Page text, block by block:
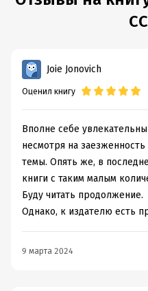
Joie Jonovich
Оценил книгу
Вполне себе
несмотря на
темы. Опять же, в
книги с таким малым
Буду читать продолжение.
Однако, к издателю есть
9 марта 2024